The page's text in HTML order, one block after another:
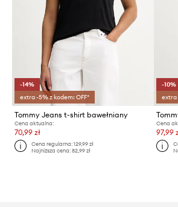
-14%
extra -5% z kodem: OFF*
Tommy Jeans t-shirt bawełniany
Cena aktualna:
70,99 zł
Cena regularna:129,99 zł
Najniższa cena:82,99 zł
-10%
extra
Cena
97,99